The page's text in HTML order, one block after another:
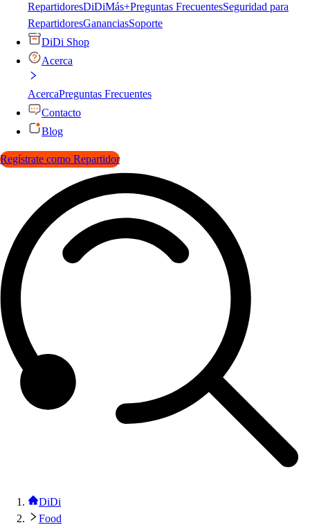
RepartidoresDiDiMás+Preguntas FrecuentesSeguridad para
RepartidoresGananciasSoporte
DiDi Shop
Acerca
AcercaPreguntas Frecuentes
Contacto
Blog
Regístrate como Repartidor
DiDi
Food